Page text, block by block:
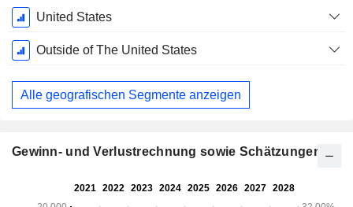
Ende d.
Geschäftsjahres:
Dezember
United States
Outside of The United States
Alle geografischen Segmente anzeigen
Gewinn- und Verlustrechnung sowie Schätzungen